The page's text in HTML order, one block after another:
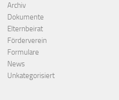
Archiv
Dokumente
Elternbeirat
Förderverein
Formulare
News
Unkategorisiert